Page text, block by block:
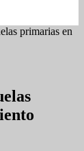
primarias en